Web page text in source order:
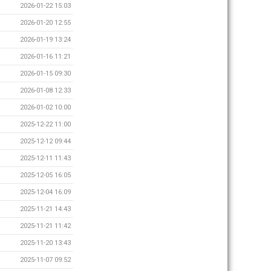
2026-01-22 15:03
2026-01-20 12:55
2026-01-19 13:24
2026-01-16 11:21
2026-01-15 09:30
2026-01-08 12:33
2026-01-02 10:00
2025-12-22 11:00
2025-12-12 09:44
2025-12-11 11:43
2025-12-05 16:05
2025-12-04 16:09
2025-11-21 14:43
2025-11-21 11:42
2025-11-20 13:43
2025-11-07 09:52